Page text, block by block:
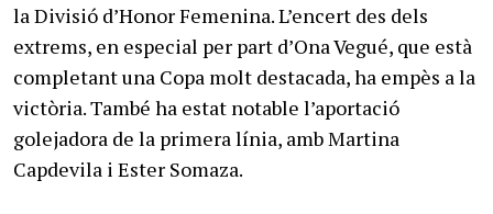
la Divisió d’Honor Femenina. L’encert des dels
extrems, en especial per part d’Ona Vegué, que està
completant una Copa molt destacada, ha empès a la
victòria. També ha estat notable l’aportació
golejadora de la primera línia, amb Martina
Capdevila i Ester Somaza.